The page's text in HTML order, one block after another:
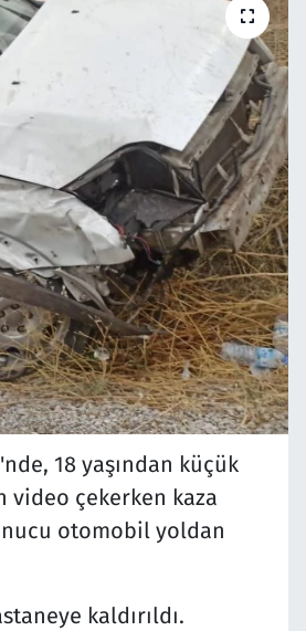
18 yaşından küçük
video çekerken kaza
otomobil yoldan
kaldırıldı.